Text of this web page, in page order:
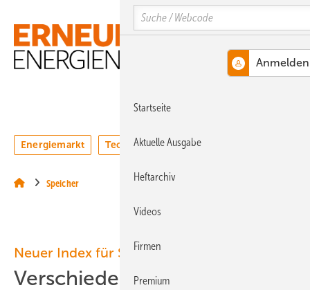
Hauptinhalt
Hauptmenü
SiteSearch
MENÜ
Energiemarkt Technologie Webinare
Speicher
Neuer Index für Solarstromspeicher
Verschiedene
Search
Startseite
Aktuelle Ausgabe
Heftarchiv
Videos
Firmen
Premium